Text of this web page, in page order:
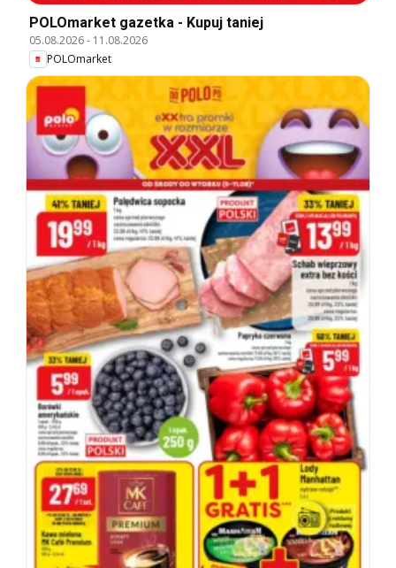
POLOmarket gazetka - Kupuj taniej
05.08.2026- 11.08.2026
POLOmarket